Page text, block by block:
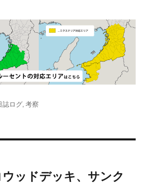
誌ログ,考察
ッドデッキ、サンク